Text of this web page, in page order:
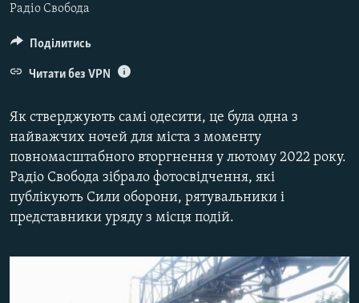
Перейти
пошуку
ПОГЛЯД
ІНТЕРВ'Ю
ВСЕ ЗА ДЕНЬ
ДЕПОРТАЦІЯ
ВІДЕОУРОКИ «ELIFBE»
СВІДЧЕННЯ ОКУПАЦІЇ
УКРАЇНСЬКА ПРОБЛЕМА КРИМУ
ЯК ОБІЙТИ БЛОКУВАННЯ
Русский
Qırımtatar
Радіо Свобода
Як стверджують самі одесити, це була одна з
найважчих ночей для міста з моменту
повномасштабного вторгнення у лютому 2022 року.
Радіо Свобода зібрало фотосвідчення, які
публікують Сили оборони, рятувальники і
представники уряду з місця подій.
Поділитись
Читати без VPN